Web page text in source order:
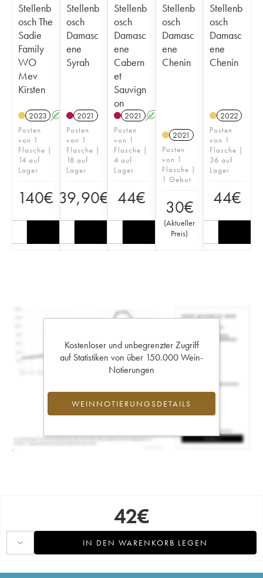
Stellenb
osch The
Sadie
Family
WO
Mev
Kirsten
2023 A
Posten
von 1
Flasche |
14 auf
Lager
140€
Stellenb
osch
Damasc
ene
Syrah
2021
Posten
von 1
Flasche |
18 auf
Lager
39,90€
Stellenb
osch
Damasc
ene
Cabern
et
Sauvign
on
2021 A
Posten
von 1
Flasche |
4 auf
Lager
44€
Stellenb
osch
Damasc
ene
Chenin
2021
Posten
von 1
Flasche |
1 Gebot
30€
(Aktueller
Preis)
Stellenb
osch
Damasc
ene
Chenin
2022
Posten
von 1
Flasche |
36 auf
Lager
44€
Kostenloser und unbegrenzter Zugriff
auf Statistiken von über 150.000 Wein-
Notierungen
WEINNOTIERUNGSDETAILS
42€
IN DEN WARENKORB LEGEN